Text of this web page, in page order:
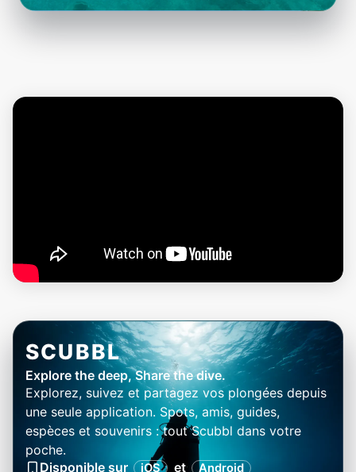
SCUBBL
Explore the deep, Share the dive.
Explorez, suivez et partagez vos plongées depuis
une seule application. Spots, amis, guides,
espèces et souvenirs : tout Scubbl dans votre
poche.
Disponible sur
iOS et Android